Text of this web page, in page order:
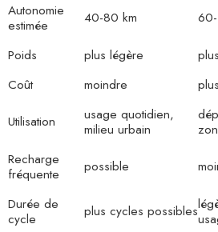
Autonomie
estimée
40-80 km
Poids plus légère
Coût
moindre
Utilisation
usage quotidien,
milieu urbain
Recharge
fréquente
possible
Durée de
cycle
plus cycles possibles